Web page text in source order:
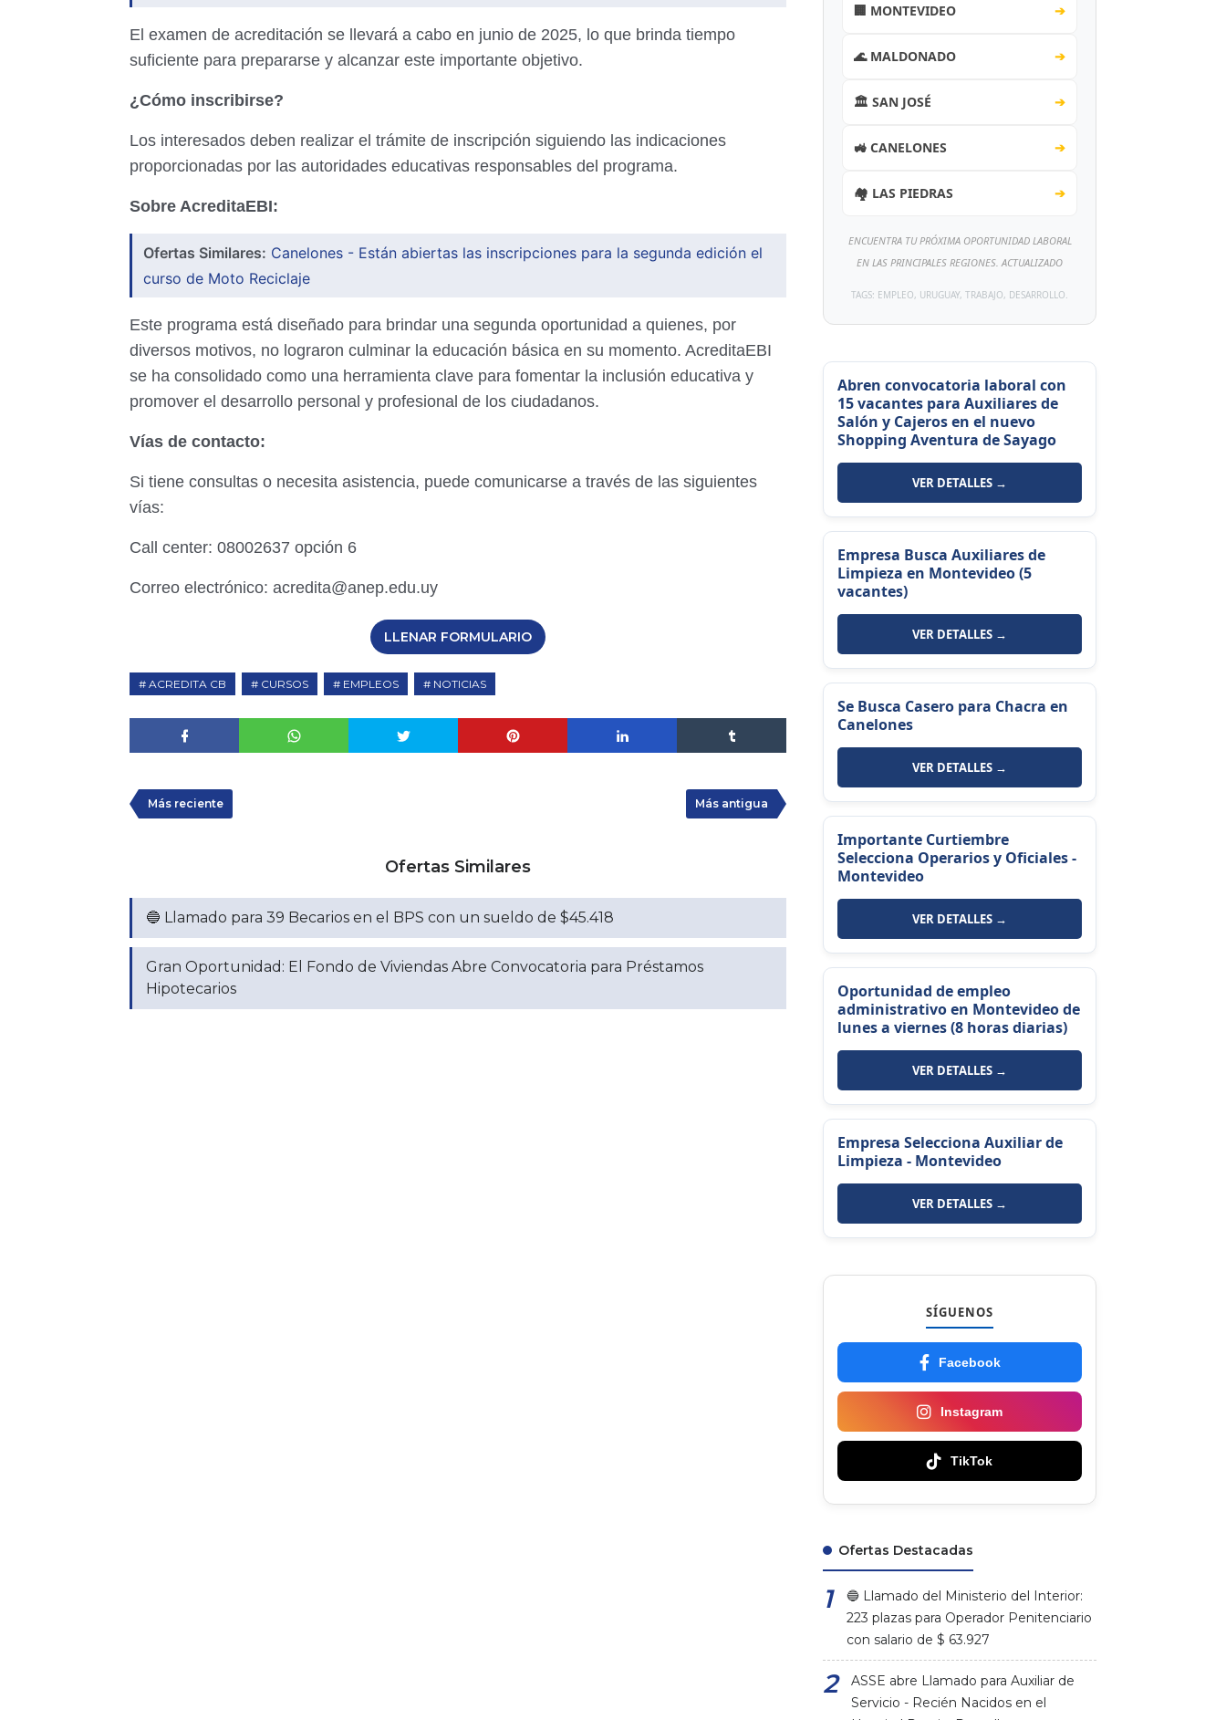
El examen de acreditación se llevará a cabo en junio de 2025, lo que brinda tiempo
suficiente para prepararse y alcanzar este importante objetivo.
¿Cómo inscribirse?
Los interesados deben realizar el trámite de inscripción siguiendo las indicaciones
proporcionadas por las autoridades educativas responsables del programa.
Sobre AcreditaEBI:
Ofertas Similares: Canelones - Están abiertas las inscripciones para la segunda edición el
curso de Moto Reciclaje
Este programa está diseñado para brindar una segunda oportunidad a quienes, por
diversos motivos, no lograron culminar la educación básica en su momento. AcreditaEBI
se ha consolidado como una herramienta clave para fomentar la inclusión educativa y
promover el desarrollo personal y profesional de los ciudadanos.
Vías de contacto:
Si tiene consultas o necesita asistencia, puede comunicarse a través de las siguientes
vías:
Call center: 08002637 opción 6
Correo electrónico: acredita@anep.edu.uy
LLENAR FORMULARIO
ACREDITA CB CURSOS EMPLEOS NOTICIAS
Más reciente Más antigua
Ofertas Similares
🔵 Llamado para 39 Becarios en el BPS con un sueldo de $45.418
Gran Oportunidad: El Fondo de Viviendas Abre Convocatoria para Préstamos
Hipotecarios
🏢 MONTEVIDEO ➔
🌊 MALDONADO ➔
🏛️ SAN JOSÉ ➔
🚜 CANELONES ➔
🏘️ LAS PIEDRAS ➔
ENCUENTRA TU PRÓXIMA OPORTUNIDAD LABORAL
EN LAS PRINCIPALES REGIONES. ACTUALIZADO
TAGS: EMPLEO, URUGUAY, TRABAJO, DESARROLLO.
Abren convocatoria laboral con
15 vacantes para Auxiliares de
Salón y Cajeros en el nuevo
Shopping Aventura de Sayago
VER DETALLES →
Empresa Busca Auxiliares de
Limpieza en Montevideo (5
vacantes)
VER DETALLES →
Se Busca Casero para Chacra en
Canelones
VER DETALLES →
Importante Curtiembre
Selecciona Operarios y Oficiales -
Montevideo
VER DETALLES →
Oportunidad de empleo
administrativo en Montevideo de
lunes a viernes (8 horas diarias)
VER DETALLES →
Empresa Selecciona Auxiliar de
Limpieza - Montevideo
VER DETALLES →
SÍGUENOS
Facebook
Instagram
TikTok
Ofertas Destacadas
🔵 Llamado del Ministerio del Interior:
223 plazas para Operador Penitenciario
con salario de $ 63.927
ASSE abre Llamado para Auxiliar de
Servicio - Recién Nacidos en el